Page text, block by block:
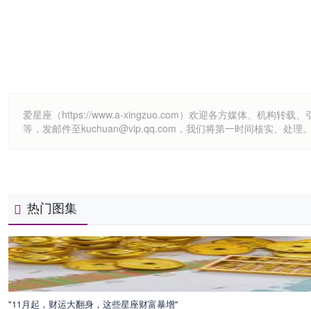
爱星座（https://www.a-xingzuo.com）欢迎各方媒体、机构转载
等，发邮件至kuchuan@vip.qq.com，我们将第一时间核实、处理
热门图集
"11月起，财运大翻身，这些星座财富暴增"